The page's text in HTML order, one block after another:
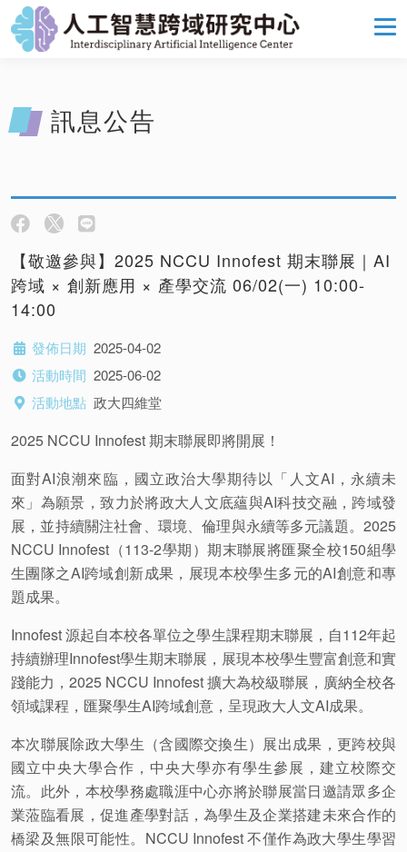
訊息公告
【敬邀參與】2025 NCCU Innofest 期末聯展｜AI
跨域 × 創新應用 × 產學交流 06/02(一) 10:00-
14:00
發佈日期 2025-04-02
活動時間 2025-06-02
活動地點 政大四維堂
2025 NCCU Innofest期末聯展即將開展！
面對AI浪潮來臨，國立政治大學期待以「人文AI ，永續未
來」為願景，致力於將政大人文底蘊與AI科技交融，跨域發
展，並持續關注社會、環境、倫理與永續等多元議題。 2025
NCCU Innofest（113-2學期）期末聯展將匯聚全校150組學
生團隊之AI跨域創新成果，展現本校學生多元的AI創意和專
題成果。
Innofest源起自本校各單位之學生課程期末聯展，自112年起
持續辦理Innofest學生期末聯展，展現本校學生豐富創意和實
踐能力， 2025 NCCU Innofest擴大為校級聯展，廣納全校各
領域課程，匯聚學生AI跨域創意，呈現政大人文AI成果。
本次聯展除政大學生（含國際交換生）展出成果，更跨校與
國立中央大學合作，中央大學亦有學生參展，建立校際交
流。此外，本校學務處職涯中心亦將於聯展當日邀請眾多企
業蒞臨看展，促進產學對話，為學生及企業搭建未來合作的
橋梁及無限可能性。 NCCU Innofest不僅作為政大學生學習